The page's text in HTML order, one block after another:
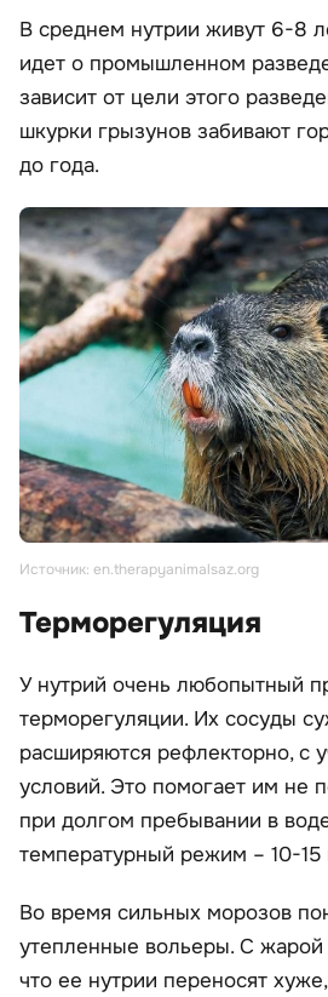
В среднем нутрии живут 6-8
идет о промышленном
зависит от цели этого
шкурки грызунов забивают
до года.
Источник: en.therapyanimalsaz.org
Терморегуляция
У нутрий очень любопытный
терморегуляции. Их сосуды
расширяются рефлекторно, с
условий. Это помогает им не
при долгом пребывании в
температурный режим – 10-15
Во время сильных морозов
утепленные вольеры. С
что ее нутрии переносят